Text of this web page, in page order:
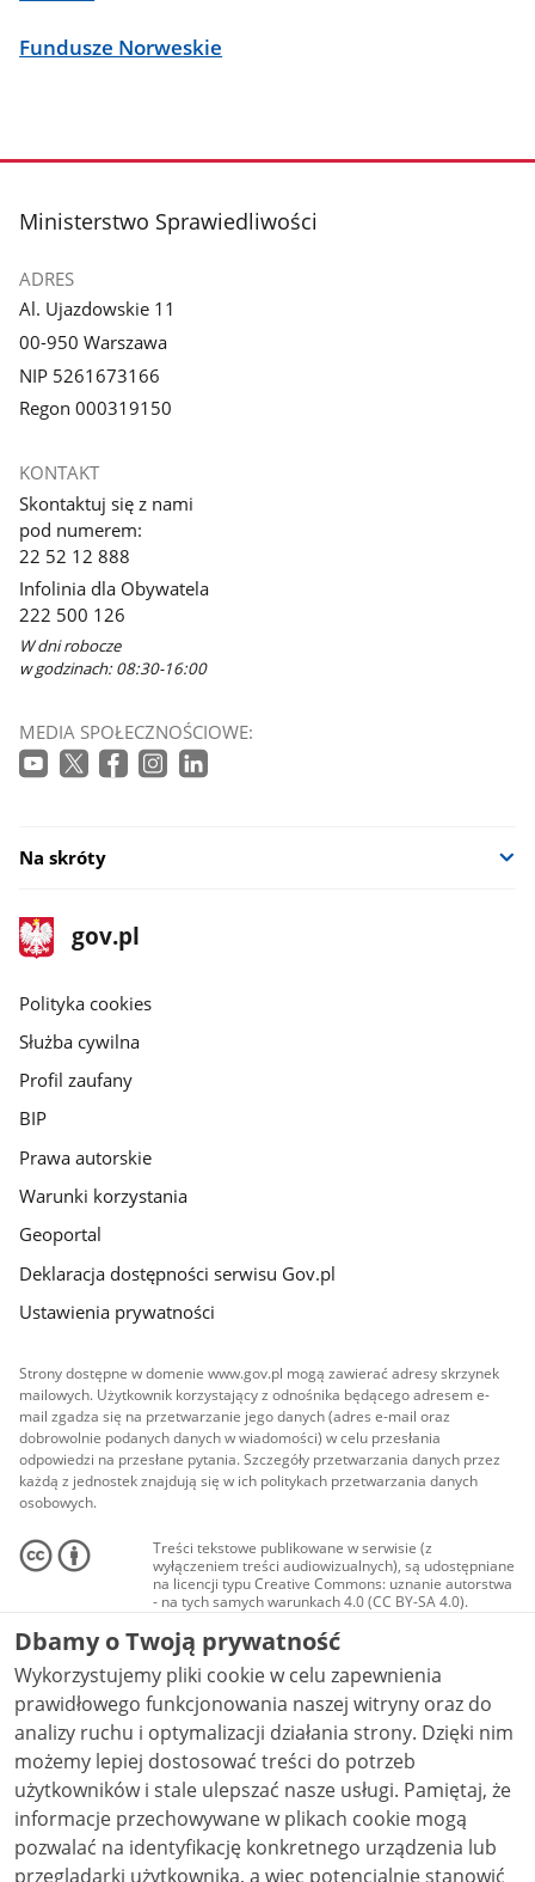
Fundusze Norweskie
stopka
Ministerstwo Sprawiedliwości
ADRES
Al. Ujazdowskie 11
00-950 Warszawa
NIP 5261673166
Regon 000319150
KONTAKT
Skontaktuj się z nami
pod numerem:
22 52 12 888
Infolinia dla Obywatela
222 500 126
W dni robocze
w godzinach: 08:30-16:00
MEDIA SPOŁECZNOŚCIOWE:
Na skróty
stopka
gov.pl
Strona
gov.pl
gov.pl
Polityka cookies
Służba cywilna
Profil zaufany
BIP
Prawa autorskie
Warunki korzystania
Geoportal
Deklaracja dostępności serwisu Gov.pl
Ustawienia prywatności
Strony dostępne w domenie www.gov.pl mogą zawierać adresy skrzynek
mailowych. Użytkownik korzystający z odnośnika będącego adresem e-
mail zgadza się na przetwarzanie jego danych (adres e-mail oraz
dobrowolnie podanych danych w wiadomości) w celu przesłania
odpowiedzi na przesłane pytania. Szczegóły przetwarzania danych przez
każdą z jednostek znajdują się w ich politykach przetwarzania danych
osobowych.
Treści tekstowe publikowane w serwisie (z
wyłączeniem treści audiowizualnych), są udostępniane
na licencji typu Creative Commons: uznanie autorstwa
- na tych samych warunkach 4.0 (CC BY-SA 4.0).
Materiały audiowizualne, w tym zdjęcia, materiały
audio i wideo, są udostępniane na licencji typu
Creative Commons: uznanie autorstwa użycie
niekomercyjne - bez utworów zależnych 4.0 (CC BY-
NC-ND 4.0), o ile nie jest to stwierdzone inaczej.
Dbamy o Twoją prywatność
Wykorzystujemy pliki cookie w celu zapewnienia
prawidłowego funkcjonowania naszej witryny oraz do
analizy ruchu i optymalizacji działania strony. Dzięki nim
możemy lepiej dostosować treści do potrzeb
użytkowników i stale ulepszać nasze usługi. Pamiętaj, że
informacje przechowywane w plikach cookie mogą
pozwalać na identyfikację konkretnego urządzenia lub
przeglądarki użytkownika, a więc potencjalnie stanowić